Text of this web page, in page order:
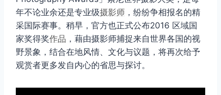
年不论业余还是专业级摄影师 ，纷纷争相报名的精
采国际赛事。稍早，官方也正式公布2016 区域国
家奖得奖作品 ，藉由摄影师捕捉来自世界各国的视
野景象，结合在地风情、文化与议题，将再次给予
观赏者更多发自内心的省思与探讨。